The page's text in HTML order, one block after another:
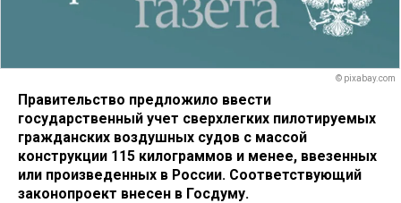
© pixabay.com
Правительство предложило ввести
государственный учет сверхлегких пилотируемых
гражданских воздушных судов с массой
конструкции 115 килограммов и менее, ввезенных
или произведенных в России. Соответствующий
законопроект внесен в Госдуму.